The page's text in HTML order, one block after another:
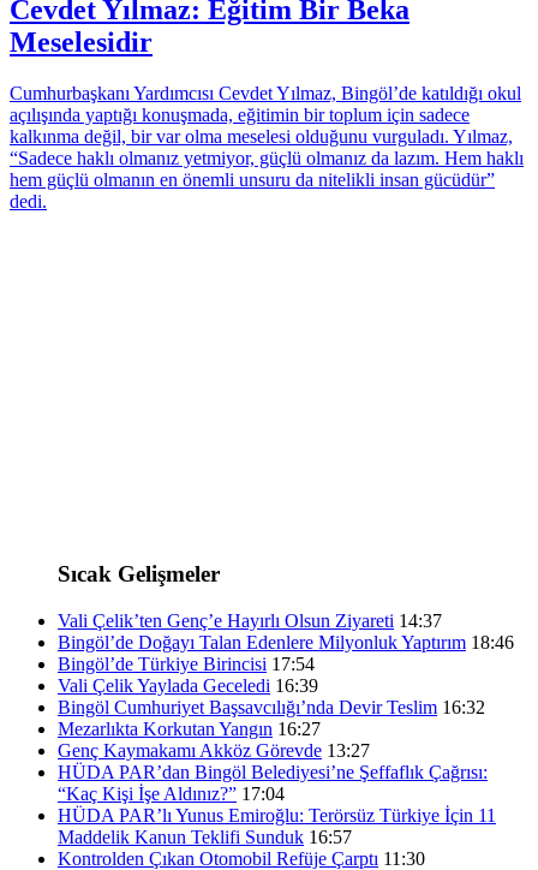
Cevdet Yılmaz: Eğitim Bir Beka
Meselesidir
Cumhurbaşkanı Yardımcısı Cevdet Yılmaz, Bingöl’de katıldığı okul
açılışında yaptığı konuşmada, eğitimin bir toplum için sadece
kalkınma değil, bir var olma meselesi olduğunu vurguladı. Yılmaz,
“Sadece haklı olmanız yetmiyor, güçlü olmanız da lazım. Hem haklı
hem güçlü olmanın en önemli unsuru da nitelikli insan gücüdür”
dedi.
Sıcak Gelişmeler
Vali Çelik’ten Genç’e Hayırlı Olsun Ziyareti 14:37
Bingöl’de Doğayı Talan Edenlere Milyonluk Yaptırım 18:46
Bingöl’de Türkiye Birincisi 17:54
Vali Çelik Yaylada Geceledi 16:39
Bingöl Cumhuriyet Başsavcılığı’nda Devir Teslim 16:32
Mezarlıkta Korkutan Yangın 16:27
Genç Kaymakamı Akköz Görevde 13:27
HÜDA PAR’dan Bingöl Belediyesi’ne Şeffaflık Çağrısı:
“Kaç Kişi İşe Aldınız?” 17:04
HÜDA PAR’lı Yunus Emiroğlu: Terörsüz Türkiye İçin 11
Maddelik Kanun Teklifi Sunduk 16:57
Kontrolden Çıkan Otomobil Refüje Çarptı 11:30